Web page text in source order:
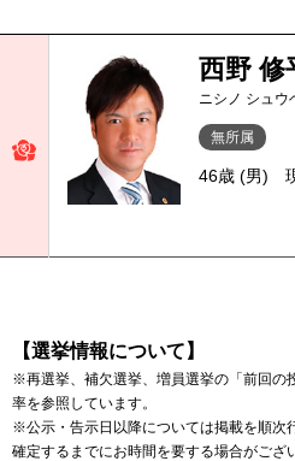
西野 修
ニシノ シュウ
無所属
46歳 (男)
【選挙情報について】
※再選挙、補欠選挙、増員選挙の「前回の
率を参照しています。
※公示・告示日以降については掲載を順次
確定するまでにお時間を要する場合がござ